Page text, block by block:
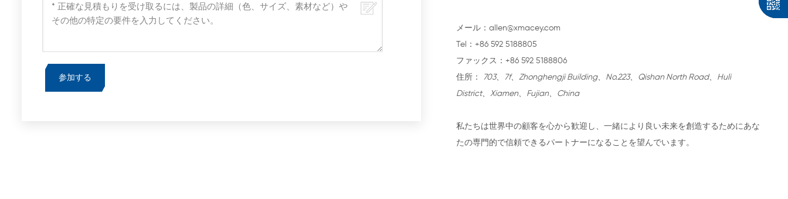
メール：allen@xmacey.com
Tel：+86 592 5188805
ファックス：+86 592 5188806
住所：
703、7f、Zhonghengji Building、No.223、Qishan North Road、Huli
District、Xiamen、Fujian、China
私たちは世界中の顧客を心から歓迎し、一緒により良い未来を創造するためにあな
たの専門的で信頼できるパートナーになることを望んでいます。